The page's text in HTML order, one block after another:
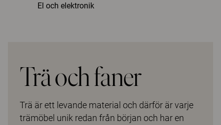
El och elektronik
Trä och faner
Trä är ett levande material och därför är varje
trämöbel unik redan från början och har en